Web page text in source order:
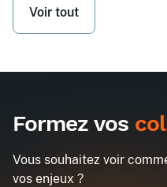
Voir tout
Formez vos
Vous souhaitez voir
vos enjeux ?